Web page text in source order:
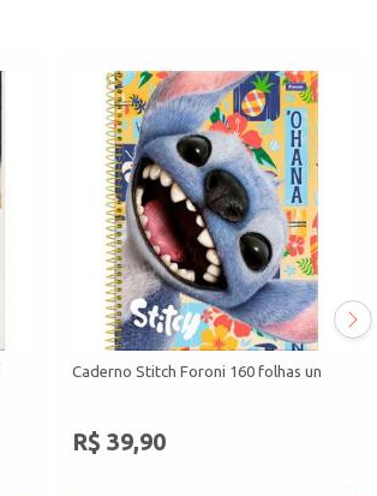
Caderno Stitch Foroni 160 folhas un
R$ 39,90